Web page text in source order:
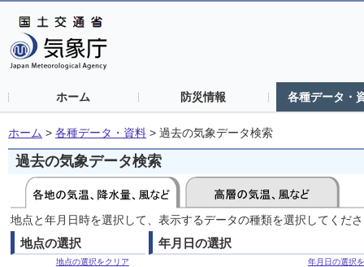
ホーム 防災情報 各種データ・
ホーム > 各種データ・資料 > 過去の気象データ検索
過去の気象データ検索
地点と年月日時を選択して、表示するデータの種類を選択してくだ
地点の選択
地点の選択をクリア
年月日の選択
年月日の選択